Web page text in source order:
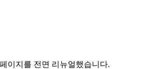
이지를 전면 리뉴얼했습니다.